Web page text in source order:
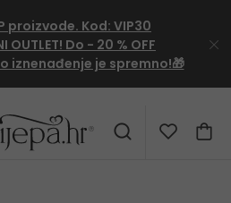
proizvode. Kod: VIP30
OUTLET! Do - 20 % OFF
iznenađenje je spremno!🎁